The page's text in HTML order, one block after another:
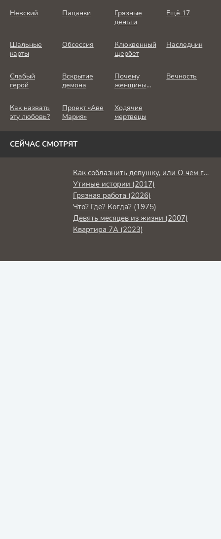
Невский Пацанки
Грязные
деньги
Ещё 17
Шальные
карты
Обсессия
Клюквенный
щербет
Наследник
Слабый
герой
Вскрытие
демона
Почему
женщины
Вечность
Как назвать
эту любовь?
Проект «Аве
Мария»
Ходячие
мертвецы
СЕЙЧАС СМОТРЯТ
Как соблазнить девушку, или О чем говорят мужчины (2022)
Утиные истории (2017)
Грязная работа (2026)
Что? Где? Когда? (1975)
Девять месяцев из жизни (2007)
Квартира 7А (2023)